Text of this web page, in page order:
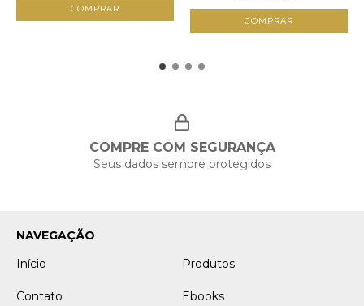
COMPRAR
COMPRE COM SEGURANÇA
Seus dados sempre protegidos
NAVEGAÇÃO
Início
Produtos
Contato Ebooks